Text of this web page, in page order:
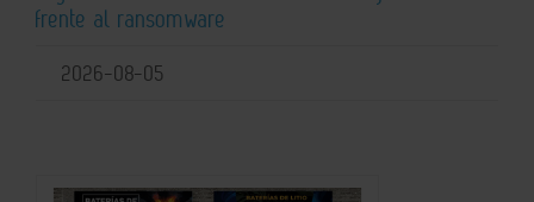
frente al ransomware
2026-08-05